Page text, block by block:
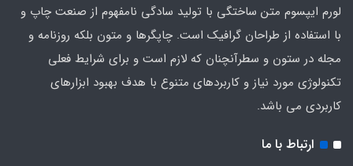
لورم ایپسوم متن ساختگی با تولید سادگی نامفهوم از صنعت چاپ و
با استفاده از طراحان گرافیک است. چاپگرها و متون بلکه روزنامه و
مجله در ستون و سطرآنچنان که لازم است و برای شرایط فعلی
تکنولوژی مورد نیاز و کاربردهای متنوع با هدف بهبود ابزارهای
کاربردی می باشد.
ارتباط با ما